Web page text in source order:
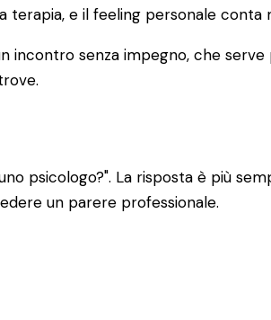
terapia, e il feeling personale conta
incontro senza impegno, che
psicologo?". La risposta è più
un parere professionale.